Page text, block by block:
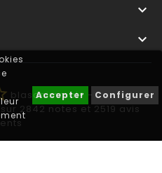
Accepter Configurer


blasonimmat® -
2842notes et2519avis